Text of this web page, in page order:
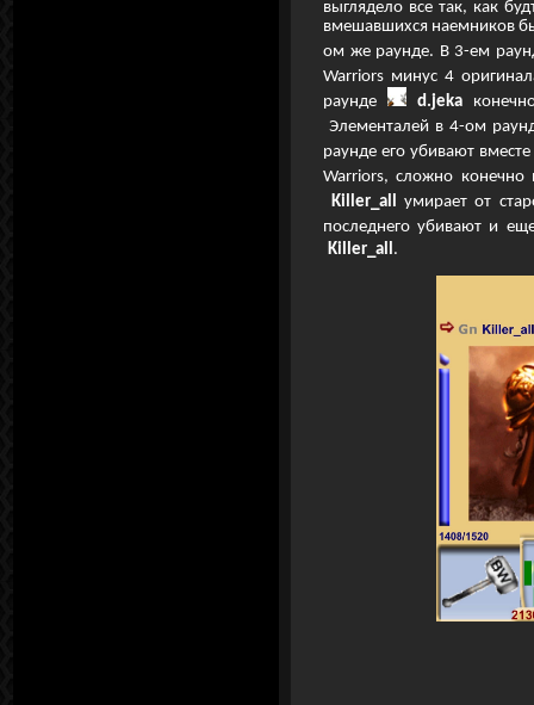
выглядело все так, как
вмешавшихся наемников
ом же раунде. В 3-ем
Warriors минус 4
раунде
d.jeka
Элементалей в 4-ом
раунде его убивают
Warriors, сложно
Killer_allумирает от
последнего убивают и
Killer_all.